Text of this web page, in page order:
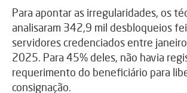
Para apontar as irregularidades, os
analisaram 342,9 mil desbloqueios
servidores credenciados entre
2025. Para 45% deles, não havia
requerimento do beneficiário para
consignação.